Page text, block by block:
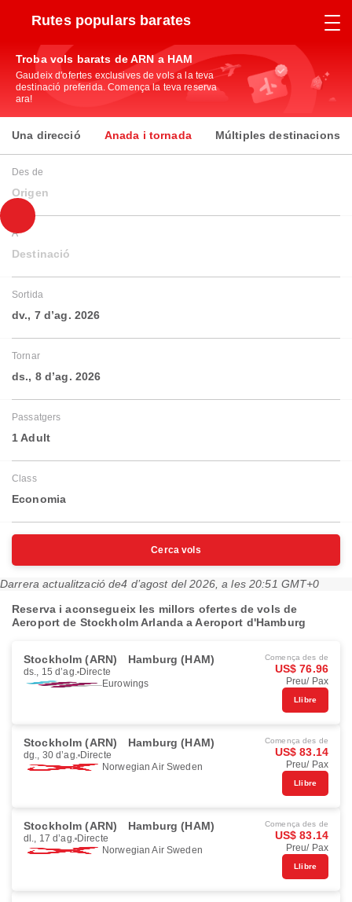
Rutes populars barates
Troba vols barats de ARN a HAM
Gaudeix d'ofertes exclusives de vols a la teva
destinació preferida. Comença la teva reserva
ara!
Una direcció Anada i tornada Múltiples destinacions
Des de
Origen
A
Destinació
Sortida
dv., 7 d’ag. 2026
Tornar
ds., 8 d’ag. 2026
Passatgers
1 Adult
Class
Economia
Cerca vols
Darrera actualització de4 d’agost del 2026, a les 20:51 GMT+0
Reserva i aconsegueix les millors ofertes de vols de
Aeroport de Stockholm Arlanda a Aeroport d'Hamburg
Stockholm (ARN) Hamburg (HAM)
ds., 15 d’ag. Directe
Eurowings
Comença des de
US$ 76.96
Preu/ Pax
Llibre
Stockholm (ARN) Hamburg (HAM)
dg., 30 d’ag. Directe
Norwegian Air Sweden
Comença des de
US$ 83.14
Preu/ Pax
Llibre
Stockholm (ARN) Hamburg (HAM)
dl., 17 d’ag. Directe
Norwegian Air Sweden
Comença des de
US$ 83.14
Preu/ Pax
Llibre